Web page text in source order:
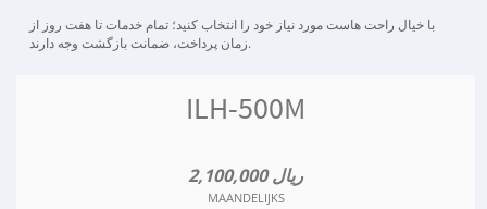
با خیال راحت هاست مورد نیاز خود را انتخاب کنید؛ تمام خدمات تا هفت روز از
زمان پرداخت، ضمانت بازگشت وجه دارند.
ILH-500M
2,100,000 ریال
MAANDELIJKS